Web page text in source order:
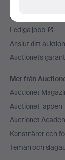
Press
Lediga jobb
Anslut ditt
Auctionets
Mer från
Auctionet
Auctionet-appen
Auctionet
Konstnärer och
Teman och